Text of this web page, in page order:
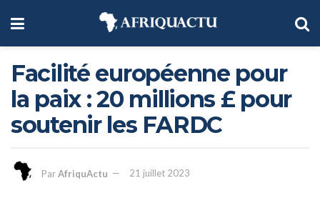
Facilité européenne pour
la paix : 20 millions £ pour
soutenir les FARDC
ParAfriquActu 21 juillet 2023